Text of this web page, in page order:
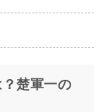
楚軍一の